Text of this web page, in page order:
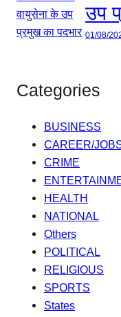
उप
01/08/
Categories
BUSINESS
CAREER/
CRIME
HEALTH
NATIONAL
Others
POLITICAL
RELIGIOUS
SPORTS
States